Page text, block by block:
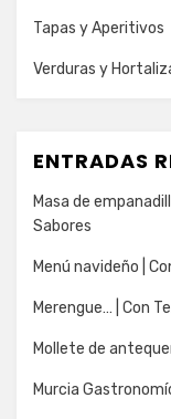
Tapas y Aperitivos
Verduras y
ENTRADAS
Masa de
Sabores
Menú navideño |
Merengue… | Con
Mollete de
Murcia